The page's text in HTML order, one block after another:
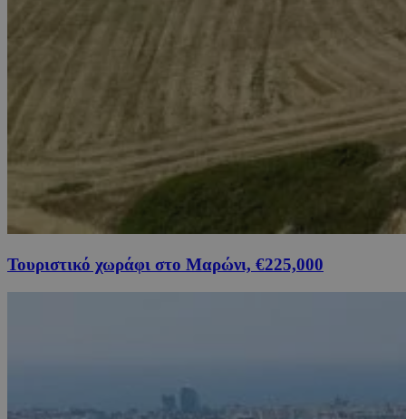
Τουριστικό χωράφι στο Μαρώνι, €225,000